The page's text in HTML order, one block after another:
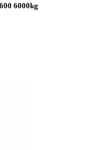
6000kg